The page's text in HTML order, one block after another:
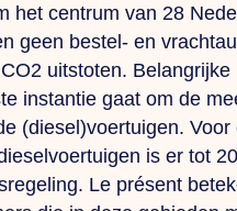
het centrum van 28
geen bestel- en
uitstoten.
instantie gaat om de
(diesel)voertuigen. Voor
is er tot
Le présent